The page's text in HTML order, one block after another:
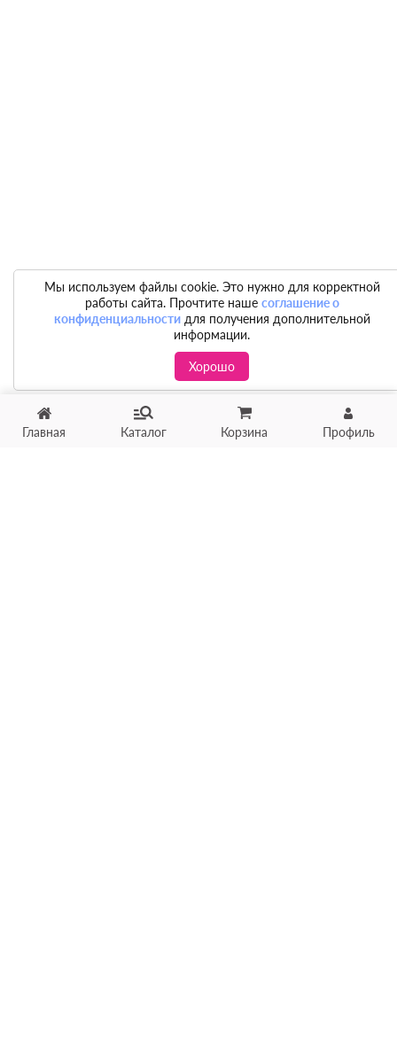
Главная Каталог Корзина Профиль
Мы используем файлы cookie. Это нужно для корректной
работы сайта. Прочтите наше соглашение о
конфиденциальностидля получения дополнительной
информации.
Хорошо